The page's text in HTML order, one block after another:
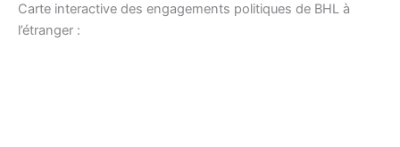
Carte interactive des engagements politiques de BHL à
l’étranger :